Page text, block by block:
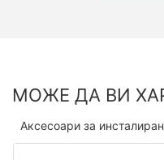
МОЖЕ ДА ВИ
Аксесоари за